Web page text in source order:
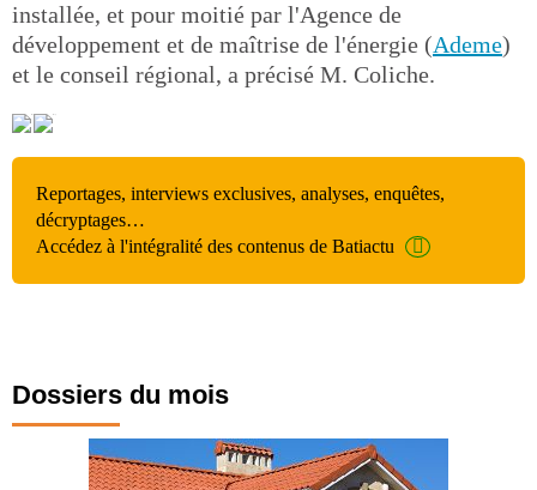
installée, et pour moitié par l'Agence de
développement et de maîtrise de l'énergie (Ademe)
et le conseil régional, a précisé M. Coliche.
Reportages, interviews exclusives, analyses, enquêtes,
décryptages…
Accédez à l'intégralité des contenus de Batiactu
Dossiers du mois